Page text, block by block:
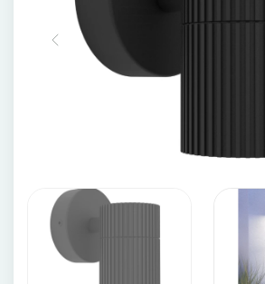
Pakabinami šviestuvai
Sieniniai šviestuvai
Evakuaciniai šviestuvai
Šviestuvai nuo judesio
Aukštų patalpų šviestuvai